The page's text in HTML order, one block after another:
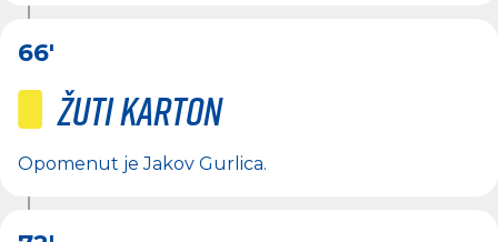
66'
Žuti karton
Opomenut jeJakov Gurlica.